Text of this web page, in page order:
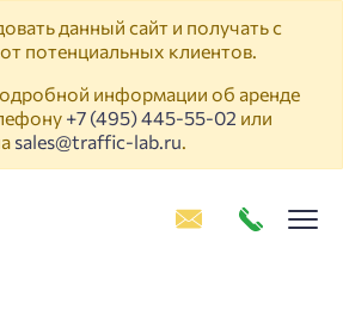
данный сайт и получать с
потенциальных клиентов.
информации об аренде
+7 (495) 445-55-02 или
sales@traffic-lab.ru.